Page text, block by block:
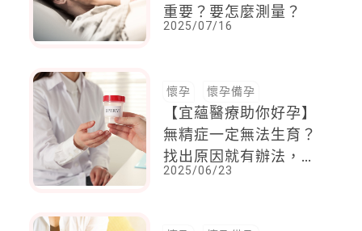
重要？要怎麼測量？
2025/07/16
懷孕 懷孕備孕
【宜蘊醫療助你好孕】
無精症一定無法生育？
找出原因就有辦法，探
索診斷與治療新選擇！
2025/06/23